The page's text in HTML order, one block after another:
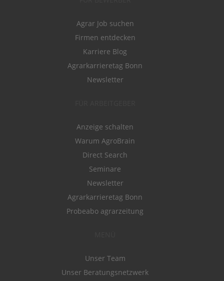
Agrar Job suchen
Firmen entdecken
Karriere Blog
Agrarkarrieretag Bonn
Newsletter
Anzeige schalten
Warum AgroBrain
Direct Search
Seminare
Newsletter
Agrarkarrieretag Bonn
Probeabo agrarzeitung
Unser Team
Unser Beratungsnetzwerk